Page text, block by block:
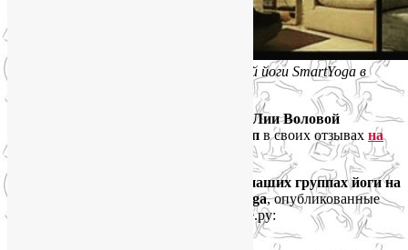
Онлайн-занятия групп оздоровительной йоги SmartYoga в
Вот что пишут о занятиях в группах Лии Воловой
SmartYoga сами участники этих групп в своих отзывах на
Некоторые из отзывов о занятиях в наших группах йоги на
Соколе и Октябрьском поле SmartYoga, опубликованные
участниками на портале Самопознание.ру: